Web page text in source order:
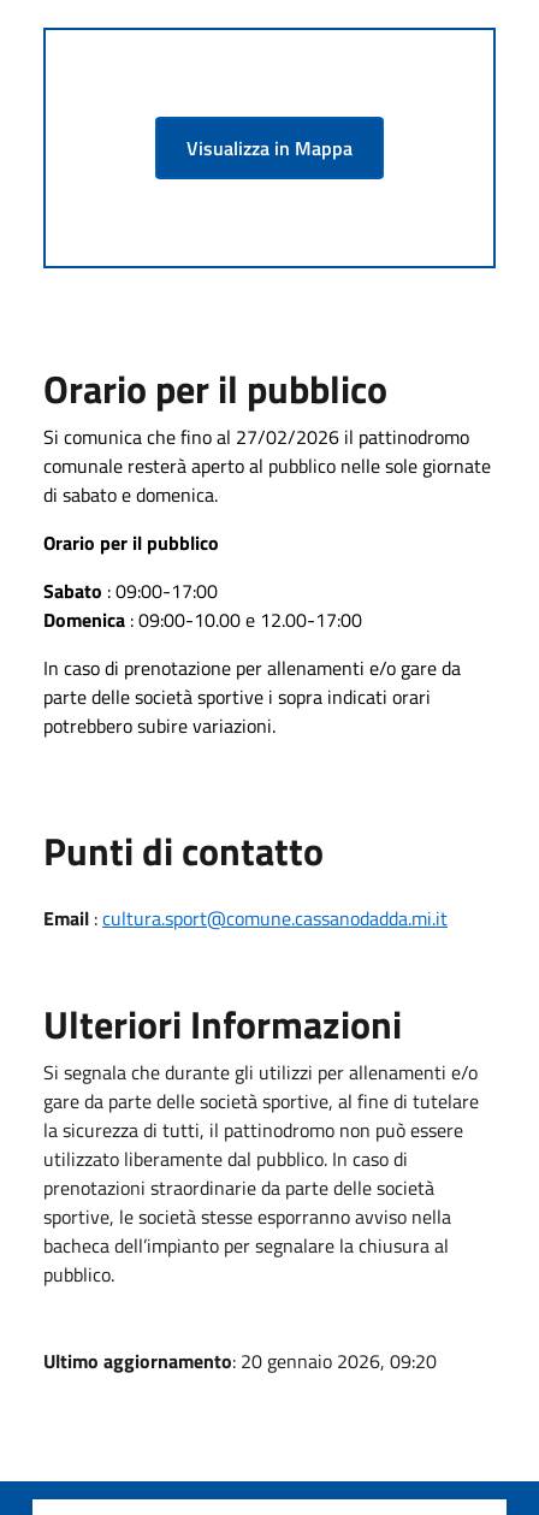
Visualizza in Mappa
Orario per il pubblico
Si comunica che fino al 27/02/2026 il pattinodromo
comunale resterà aperto al pubblico nelle sole giornate
di sabato e domenica.
Orario per il pubblico
Sabato : 09:00-17:00
Domenica : 09:00-10.00 e 12.00-17:00
In caso di prenotazione per allenamenti e/o gare da
parte delle società sportive i sopra indicati orari
potrebbero subire variazioni.
Punti di contatto
Email :cultura.sport@comune.cassanodadda.mi.it
Ulteriori Informazioni
Si segnala che durante gli utilizzi per allenamenti e/o
gare da parte delle società sportive, al fine di tutelare
la sicurezza di tutti, il pattinodromo non può essere
utilizzato liberamente dal pubblico. In caso di
prenotazioni straordinarie da parte delle società
sportive, le società stesse esporranno avviso nella
bacheca dell’impianto per segnalare la chiusura al
pubblico.
Ultimo aggiornamento: 20 gennaio 2026, 09:20